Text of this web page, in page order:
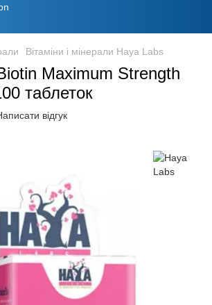
Вітаміни і мінерали Haya Labs
Maximum Strength
таблеток
відгук